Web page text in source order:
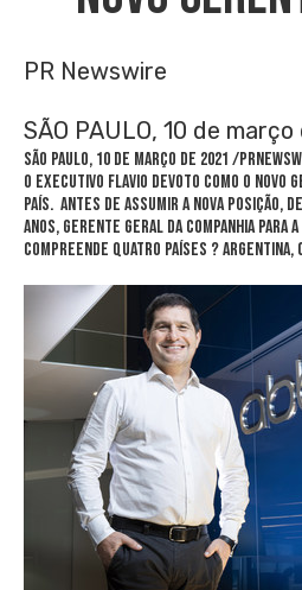
PR Newswire
SÃO PAULO, 10 de março
SÃO PAULO, 10 de março de 2021 /
o executivo Flavio Devoto como o novo
país. Antes de assumir a nova posição,
anos, Gerente Geral da companhia para
compreende quatro países ?Argentina,